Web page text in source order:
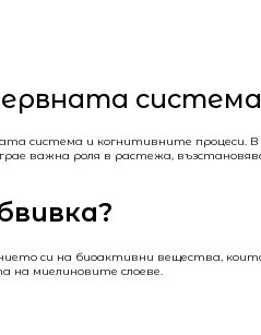
система и когнитивните процеси.
важна роля в растежа,
си на биоактивни вещества,
на миелиновите слоеве.